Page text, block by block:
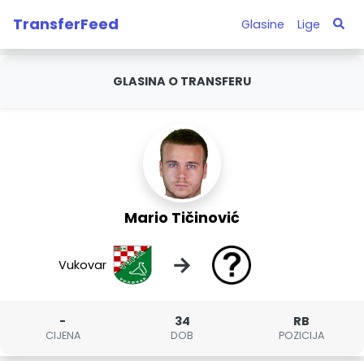
TransferFeed Glasine Lige
GLASINA O TRANSFERU
Mario Tičinović
Vukovar →
-
CIJENA
34
DOB
RB
POZICIJA